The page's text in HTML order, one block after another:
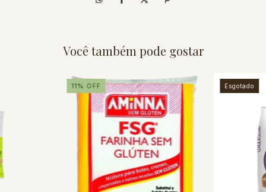
Você também pode gostar
11 % OFF Esgotado